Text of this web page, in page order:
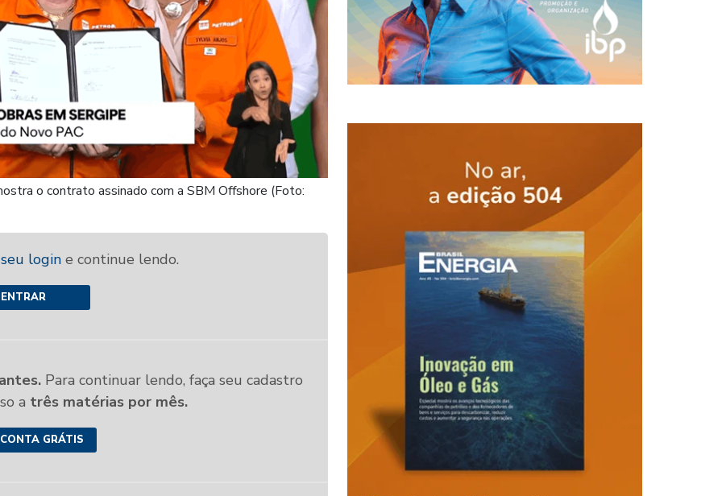
o contrato assinado com a SBM Offshore (Foto:
login e continue lendo.
ENTRAR
Para continuar lendo, faça seu cadastro
a três matérias por mês.
GRÁTIS